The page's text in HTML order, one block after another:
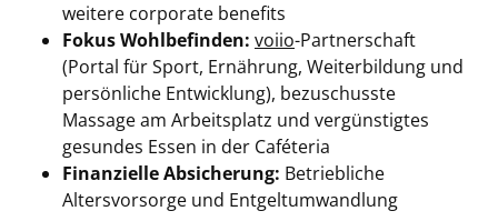
weitere corporate benefits
Fokus Wohlbefinden: voiio-Partnerschaft
(Portal für Sport, Ernährung, Weiterbildung und
persönliche Entwicklung), bezuschusste
Massage am Arbeitsplatz und vergünstigtes
gesundes Essen in der Caféteria
Finanzielle Absicherung: Betriebliche
Altersvorsorge und Entgeltumwandlung